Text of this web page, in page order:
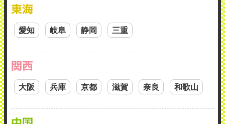
東海
愛知 岐阜 静岡 三重
関西
大阪 兵庫 京都 滋賀 奈良 和歌山